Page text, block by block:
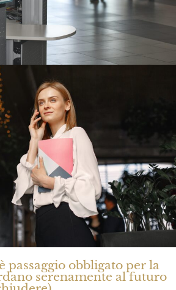
passaggio obbligato per la
serenamente al futuro